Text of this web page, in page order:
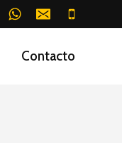
Contacto